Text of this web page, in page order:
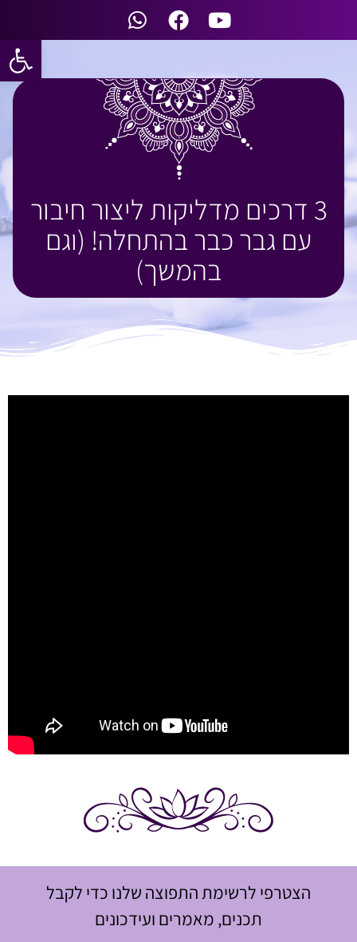
פתח
3 דרכים מדליקות ליצור חיבור
עם גבר כבר בהתחלה! (וגם
בהמשך)
הצטרפי לרשימת התפוצה שלנו כדי לקבל
תכנים, מאמרים ועידכונים